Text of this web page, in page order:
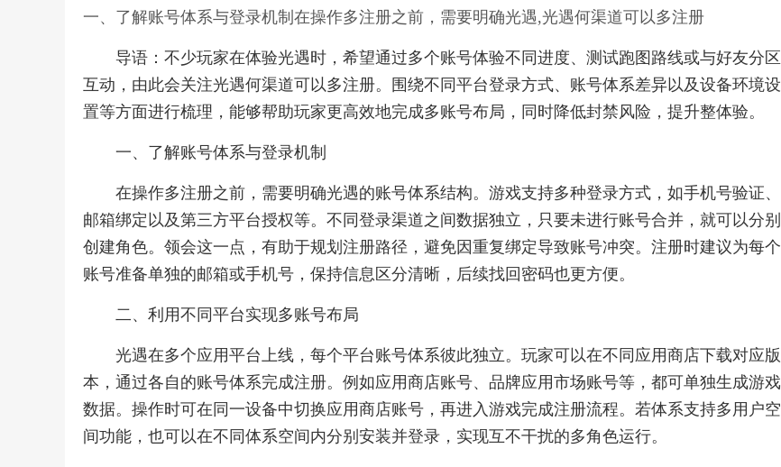
一、了解账号体系与登录机制在操作多注册之前，需要明确光遇,光遇何渠道可以多注册
导语：不少玩家在体验光遇时，希望通过多个账号体验不同进度、测试跑图路线或与好友分区
互动，由此会关注光遇何渠道可以多注册。围绕不同平台登录方式、账号体系差异以及设备环境设
置等方面进行梳理，能够帮助玩家更高效地完成多账号布局，同时降低封禁风险，提升整体验。
一、了解账号体系与登录机制
在操作多注册之前，需要明确光遇的账号体系结构。游戏支持多种登录方式，如手机号验证、
邮箱绑定以及第三方平台授权等。不同登录渠道之间数据独立，只要未进行账号合并，就可以分别
创建角色。领会这一点，有助于规划注册路径，避免因重复绑定导致账号冲突。注册时建议为每个
账号准备单独的邮箱或手机号，保持信息区分清晰，后续找回密码也更方便。
二、利用不同平台实现多账号布局
光遇在多个应用平台上线，每个平台账号体系彼此独立。玩家可以在不同应用商店下载对应版
本，通过各自的账号体系完成注册。例如应用商店账号、品牌应用市场账号等，都可单独生成游戏
数据。操作时可在同一设备中切换应用商店账号，再进入游戏完成注册流程。若体系支持多用户空
间功能，也可以在不同体系空间内分别安装并登录，实现互不干扰的多角色运行。